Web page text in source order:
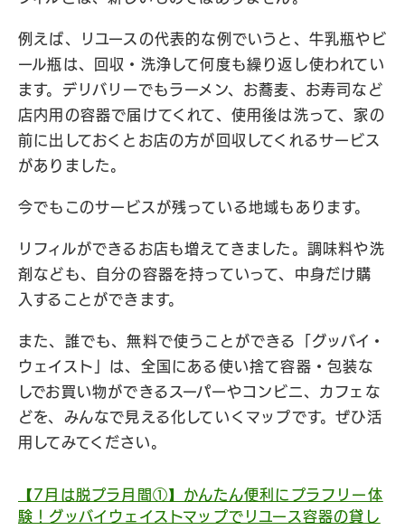
例えば、リユースの代表的な例でいうと、牛乳瓶やビ
ール瓶は、回収・洗浄して何度も繰り返し使われてい
ます。デリバリーでもラーメン、お蕎麦、お寿司など
店内用の容器で届けてくれて、使用後は洗って、家の
前に出しておくとお店の方が回収してくれるサービス
がありました。
今でもこのサービスが残っている地域もあります。
リフィルができるお店も増えてきました。調味料や洗
剤なども、自分の容器を持っていって、中身だけ購
入することができます。
また、誰でも、無料で使うことができる「グッバイ・
ウェイスト」は、全国にある使い捨て容器・包装な
しでお買い物ができるスーパーやコンビニ、カフェな
どを、みんなで見える化していくマップです。ぜひ活
用してみてください。
【7月は脱プラ月間①】かんたん便利にプラフリー体
験！グッバイウェイストマップでリユース容器の貸し